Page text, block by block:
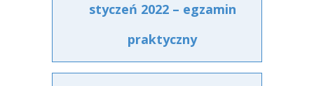
styczeń 2022 – egzamin
praktyczny